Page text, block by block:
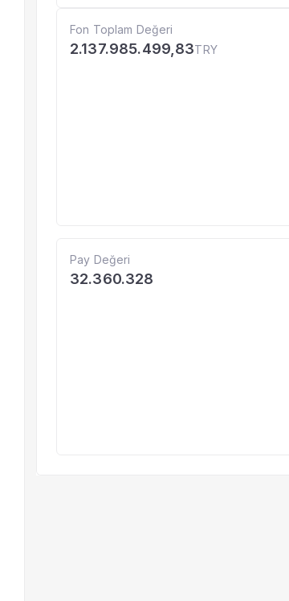
Fon Toplam Değeri
2.137.985.499,83TRY
Pay Değeri
32.360.328